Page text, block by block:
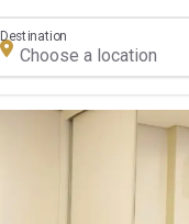
Destination